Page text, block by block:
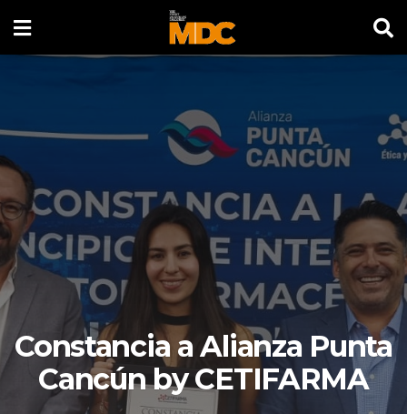
Constancia a Alianza Punta
Cancún by CETIFARMA